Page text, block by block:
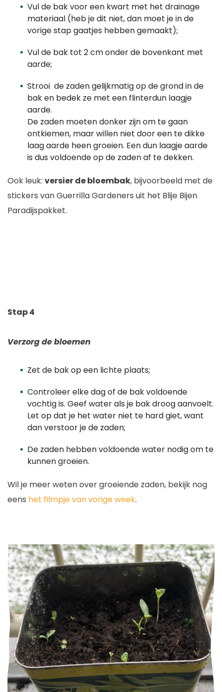
Vul de bak voor een kwart met het drainage
materiaal (heb je dit niet, dan moet je in de
vorige stap gaatjes hebben gemaakt);
Vul de bak tot 2 cm onder de bovenkant met
aarde;
Strooi de zaden gelijkmatig op de grond in de
bak en bedek ze met een flinterdun laagje
aarde.
De zaden moeten donker zijn om te gaan
ontkiemen, maar willen niet door een te dikke
laag aarde heen groeien. Een dun laagje aarde
is dus voldoende op de zaden af te dekken.
Ook leuk: versier de bloembak, bijvoorbeeld met de
stickers van Guerrilla Gardeners uit het Blije Bijen
Paradijspakket.
Stap 4
Verzorg de bloemen
Zet de bak op een lichte plaats;
Controleer elke dag of de bak voldoende
vochtig is. Geef water als je bak droog aanvoelt.
Let op dat je het water niet te hard giet, want
dan verstoor je de zaden;
De zaden hebben voldoende water nodig om te
kunnen groeien.
Wil je meer weten over groeiende zaden, bekijk nog
eens het filmpje van vorige week.